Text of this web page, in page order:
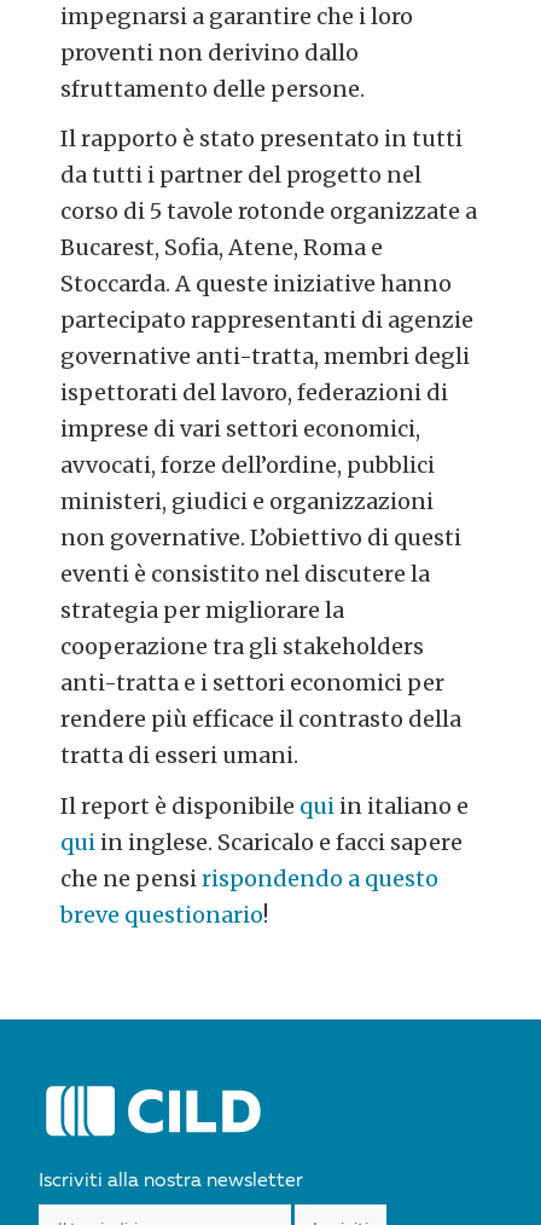
impegnarsi a garantire che i loro
proventi non derivino dallo
sfruttamento delle persone.
Il rapporto è stato presentato in tutti
da tutti i partner del progetto nel
corso di 5 tavole rotonde organizzate a
Bucarest, Sofia, Atene, Roma e
Stoccarda.A queste iniziative hanno
partecipato rappresentanti di agenzie
governative anti-tratta, membri degli
ispettorati del lavoro, federazioni di
imprese di vari settori economici,
avvocati, forze dell’ordine, pubblici
ministeri, giudici e organizzazioni
non governative. L’obiettivo di questi
eventi è consistito nel discutere la
strategia per migliorare la
cooperazione tra gli stakeholders
anti-tratta e i settori economici per
rendere più efficace il contrasto della
tratta di esseri umani.
Il report è disponibile qui in italiano e
qui in inglese. Scaricalo e facci sapere
che ne pensirispondendo a questo
breve questionario!
POST
Iscriviti alla nostra newsletter